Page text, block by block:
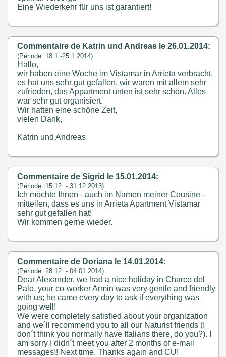
Eine Wiederkehr für uns ist garantiert!
Commentaire de Katrin und Andreas le 26.01.2014:
(Période: 18.1.-25.1.2014)
Hallo,
wir haben eine Woche im Vistamar in Arrieta verbracht,
es hat uns sehr gut gefallen, wir waren mit allem sehr
zufrieden, das Appartment unten ist sehr schön. Alles
war sehr gut organisiert.
Wir hatten eine schöne Zeit,
vielen Dank,
Katrin und Andreas
Commentaire de Sigrid le 15.01.2014:
(Période: 15.12. - 31.12.2013)
Ich möchte Ihnen - auch im Namen meiner Cousine -
mitteilen, dass es uns in Arrieta Apartment Vistamar
sehr gut gefallen hat!
Wir kommen gerne wieder.
Commentaire de Doriana le 14.01.2014:
(Période: 28.12. - 04.01.2014)
Dear Alexander, we had a nice holiday in Charco del
Palo, your co-worker Armin was very gentle and friendly
with us; he came every day to ask if everything was
going well!
We were completely satisfied about your organization
and we´ll recommend you to all our Naturist friends (I
don´t think you normally have Italians there, do you?). I
am sorry I didn´t meet you after 2 months of e-mail
messages!! Next time. Thanks again and CU!